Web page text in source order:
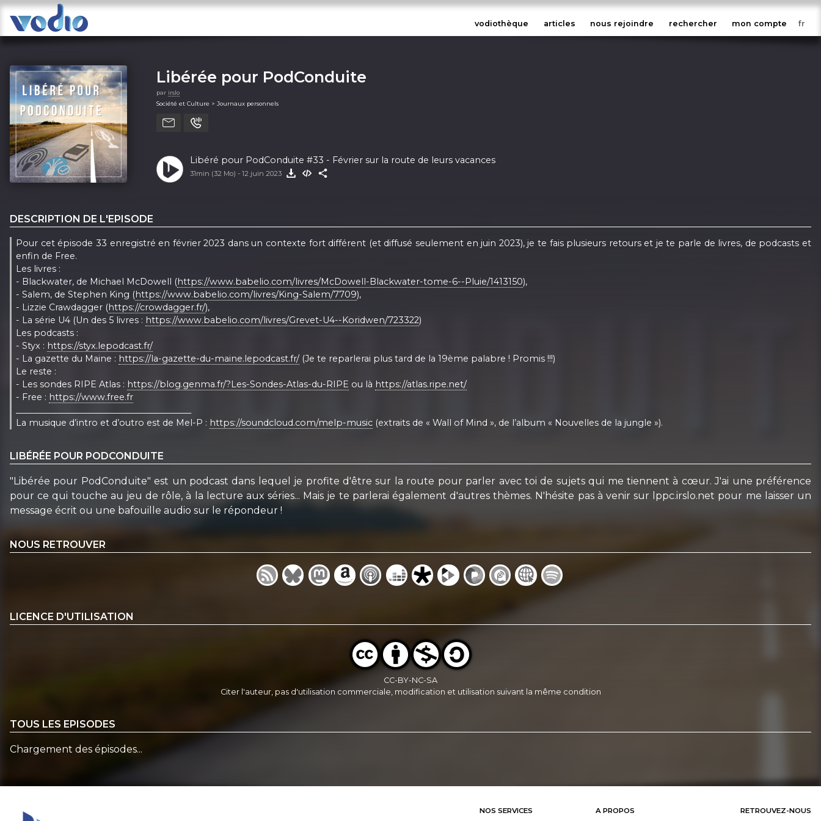
vodiothèque articles nous rejoindre rechercher mon compte
Libérée pour PodConduite
par irslo
Société et Culture > Journaux personnels
Libéré pour PodConduite #33 - Février sur la route de leurs vacances
31min (32 Mo) - 12 juin 2023
DESCRIPTION DE L'EPISODE
Pour cet épisode 33 enregistré en février 2023 dans un contexte fort différent (et diffusé seulement en juin 2023), je te fais plusieurs retours et je te parle de livres, de podcasts et
enfin de Free.
Les livres :
- Blackwater, de Michael McDowell (https://www.babelio.com/livres/McDowell-Blackwater-tome-6--Pluie/1413150),
- Salem, de Stephen King (https://www.babelio.com/livres/King-Salem/7709),
- Lizzie Crawdagger (https://crowdagger.fr/),
- La série U4 (Un des 5 livres : https://www.babelio.com/livres/Grevet-U4--Koridwen/723322)
Les podcasts :
- Styx : https://styx.lepodcast.fr/
- La gazette du Maine : https://la-gazette-du-maine.lepodcast.fr/(Je te reparlerai plus tard de la 19ème palabre ! Promis !!!)
Le reste :
- Les sondes RIPE Atlas : https://blog.genma.fr/?Les-Sondes-Atlas-du-RIPE ou là https://atlas.ripe.net/
- Free : https://www.free.fr
La musique d’intro et d’outro est de Mel-P : https://soundcloud.com/melp-music (extraits de « Wall of Mind », de l’album « Nouvelles de la jungle »).
LIBÉRÉE POUR PODCONDUITE
"Libérée pour PodConduite" est un podcast dans lequel je profite d'être sur la route pour parler avec toi de sujets qui me tiennent à cœur. J'ai une préférence
pour ce qui touche au jeu de rôle, à la lecture aux séries... Mais je te parlerai également d'autres thèmes. N'hésite pas à venir sur lppc.irslo.net pour me laisser un
message écrit ou une bafouille audio sur le répondeur !
NOUS RETROUVER
LICENCE D'UTILISATION
CC-BY-NC-SA
Citer l'auteur, pas d'utilisation commerciale, modification et utilisation suivant la même condition
TOUS LES EPISODES
Chargement des épisodes...
NOS SERVICES A PROPOS RETROUVEZ-NOUS